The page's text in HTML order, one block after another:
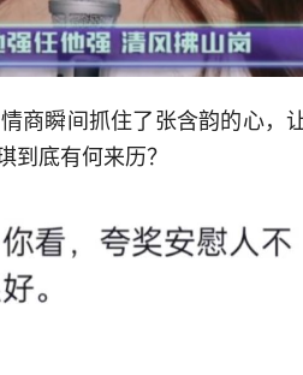
商瞬间抓住了张含韵的心，
到底有何来历？